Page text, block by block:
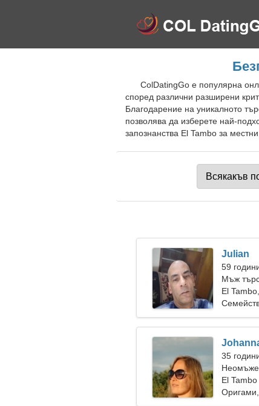
ColDatingGo е популярна
според различни разширени
Благодарение на уникалното
позволява да изберете най-
запознанства El Tambo за
Julian
59
Мъж
El
35
El Tambo